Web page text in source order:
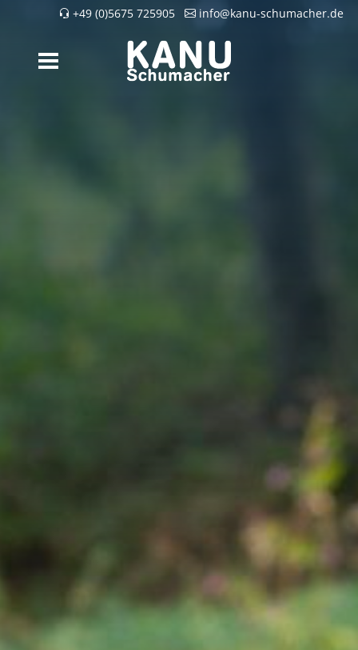
+49 (0)5675 725905 info@kanu-schumacher.de